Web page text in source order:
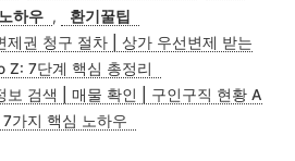
하우 ,
환기꿀팁
제권 청구 절차 | 상가 우선변제 받는
Z: 7단계 핵심 총정리
보 검색 | 매물 확인 | 구인구직 현황 A
가지 핵심 노하우